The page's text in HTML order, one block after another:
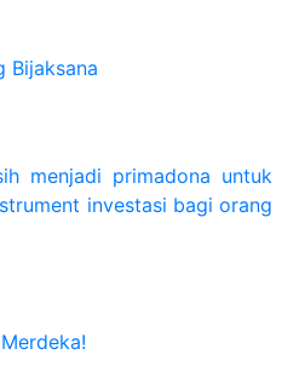
Bijaksana
menjadi primadona untuk
investasi bagi orang